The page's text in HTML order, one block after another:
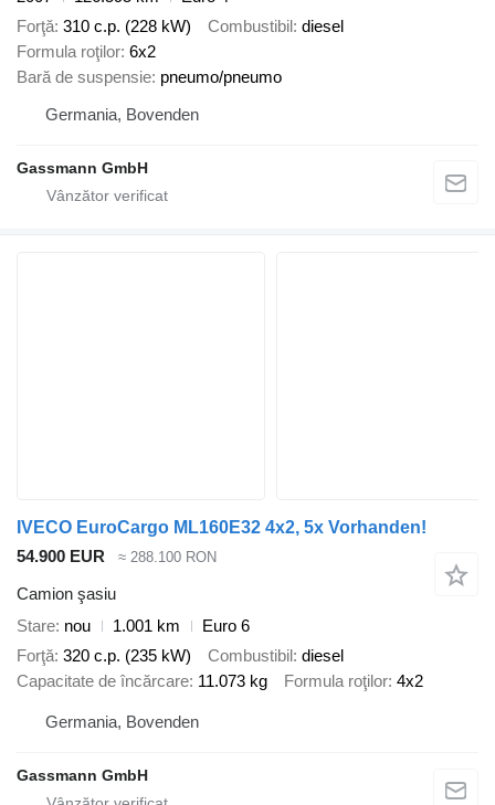
Forţă 310 c.p. (228 kW) Combustibil diesel
Formula roţilor 6x2
Bară de suspensie pneumo/pneumo
Germania, Bovenden
Gassmann GmbH
IVECO EuroCargo ML160E32 4x2, 5x Vorhanden!
54.900 EUR
≈ 288.100 RON
Camion şasiu
Stare nou 1.001 km
Euro 6
Forţă 320 c.p. (235 kW) Combustibil diesel
Capacitate de încărcare 11.073 kg Formula roţilor 4x2
Germania, Bovenden
Gassmann GmbH